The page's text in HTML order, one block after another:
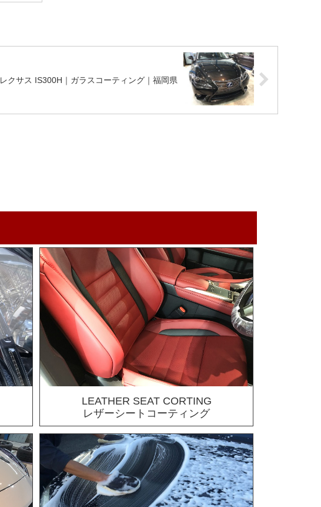
レクサス IS300H｜ガラスコーティング｜福岡県
LEATHER SEAT CORTING
レザーシートコーティング